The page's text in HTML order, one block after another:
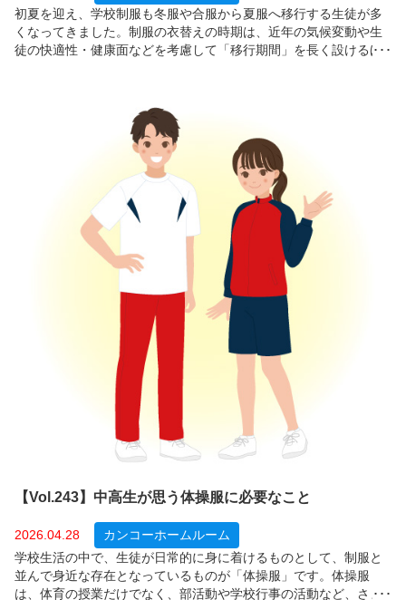
初夏を迎え、学校制服も冬服や合服から夏服へ移行する生徒が多
くなってきました。制服の衣替えの時期は、近年の気候変動や生
徒の快適性・健康面などを考慮して「移行期間」を長く設けるほ
「子どもたちの健康や外見に対する意識」をどのように捉えてい
るのでしょうか？今回は、全国の中学・高校生の保護者１，４１
４人を対象に、制服の着用時間、健康や生活習慣への意識、体型
や外見への意識について調査しました。
【Vol.243】中高生が思う体操服に必要なこと
2026.04.28
カンコーホームルーム
学校生活の中で、生徒が日常的に身に着けるものとして、制服と
並んで身近な存在となっているものが「体操服」です。体操服
は、体育の授業だけでなく、部活動や学校行事の活動など、さま